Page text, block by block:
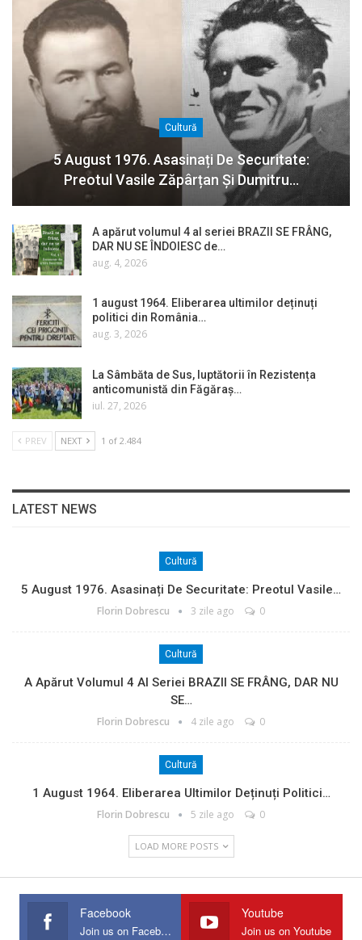
Cultură
5 August 1976. Asasinați De Securitate:
Preotul Vasile Zăpârțan Și Dumitru…
A apărut volumul 4 al seriei BRAZII SE FRÂNG,
DAR NU SE ÎNDOIESC de…
aug. 4, 2026
1 august 1964. Eliberarea ultimilor deținuți
politici din România…
aug. 3, 2026
La Sâmbăta de Sus, luptătorii în Rezistența
anticomunistă din Făgăraș…
iul. 27, 2026
PREV NEXT 1 of 2.484
LATEST NEWS
Cultură
5 August 1976. Asasinați De Securitate: Preotul Vasile…
Florin Dobrescu 3 zile ago 0
Cultură
A Apărut Volumul 4 Al Seriei BRAZII SE FRÂNG, DAR NU
SE…
Florin Dobrescu 4 zile ago 0
Cultură
1 August 1964. Eliberarea Ultimilor Deținuți Politici…
Florin Dobrescu 5 zile ago 0
LOAD MORE POSTS
Facebook
Join us on Facebook
Youtube
Join us on Youtube